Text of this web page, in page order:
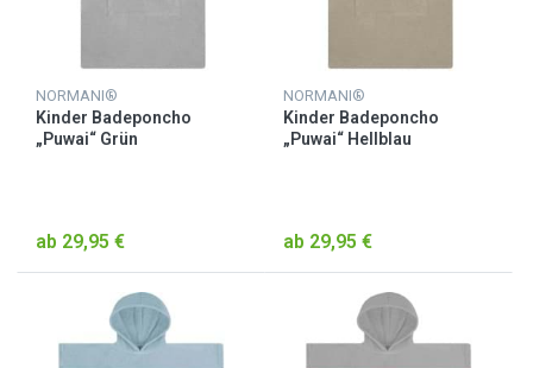
NORMANI®
Kinder Badeponcho
„Puwai“ Grün
ab 29,95 €
NORMANI®
Kinder Badeponcho
„Puwai“ Hellblau
ab 29,95 €